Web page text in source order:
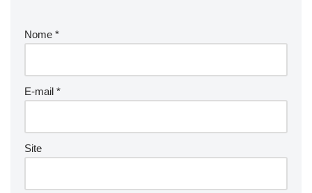
Nome *
E-mail *
Site